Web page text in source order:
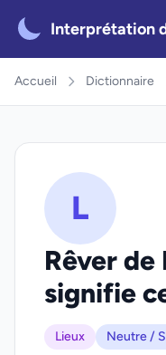
Interprétation
Accueil Dictionnaire
L
Rêver de
signifie
Lieux Neutre /